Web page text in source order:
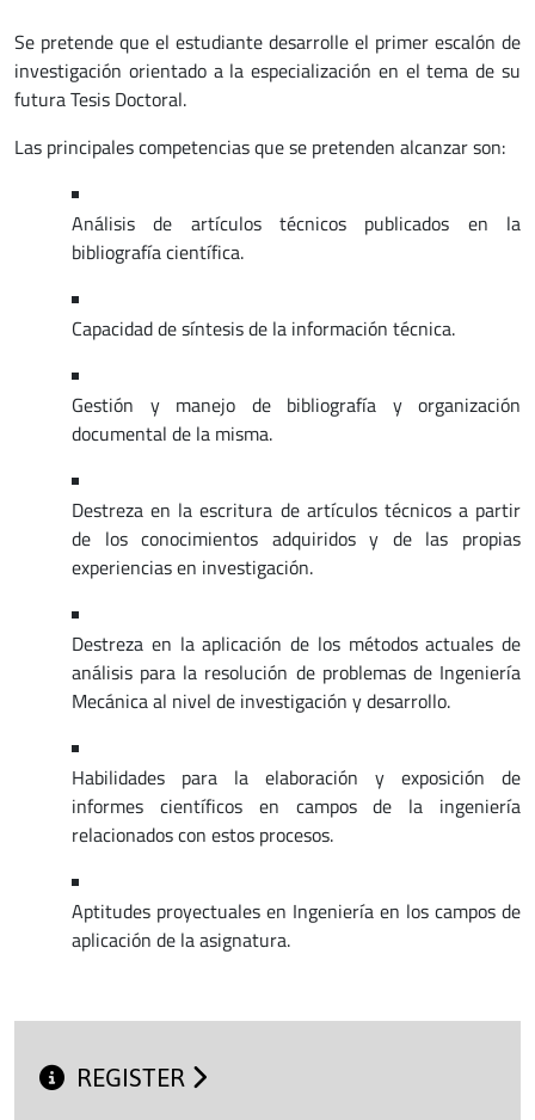
Se pretende que el estudiante desarrolle el primer escalón de
investigación orientado a la especialización en el tema de su
futura Tesis Doctoral.
Las principales competencias que se pretenden alcanzar son:
Análisis de artículos técnicos publicados en la
bibliografía científica.
Capacidad de síntesis de la información técnica.
Gestión y manejo de bibliografía y organización
documental de la misma.
Destreza en la escritura de artículos técnicos a partir
de los conocimientos adquiridos y de las propias
experiencias en investigación.
Destreza en la aplicación de los métodos actuales de
análisis para la resolución de problemas de Ingeniería
Mecánica al nivel de investigación y desarrollo.
Habilidades para la elaboración y exposición de
informes científicos en campos de la ingeniería
relacionados con estos procesos.
Aptitudes proyectuales en Ingeniería en los campos de
aplicación de la asignatura.
REGISTER